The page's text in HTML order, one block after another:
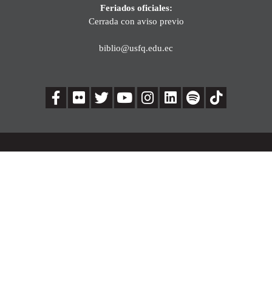
Feriados oficiales:
Cerrada con aviso previo
biblio@usfq.edu.ec